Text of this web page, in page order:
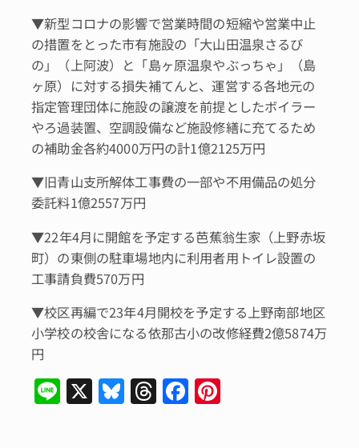
▼新型コロナの影響で営業時間の短縮や営業中止
の措置をとった市有施設の「大山田温泉さるび
の」（上阿波）と「島ヶ原温泉やぶっちゃ」（島
ヶ原）に対する損失補てんと、運営する各地元の
指定管理団体に施設の譲渡を前提としたボイラー
やろ過装置、空調設備など施設修繕に充てるため
の補助金各約4000万円の計1億2125万円
▼旧青山支所解体工事費の一部や不用備品の処分
委託料1億2557万円
▼22年4月に開館を予定する芭蕉翁生家（上野赤坂
町）の東側の駐車場地内に利用者用トイレ設置の
工事請負費570万円
▼校区再編で23年4月開校を予定する上野南部地区
小学校の校舎になる依那古小の改修経費2億5874万
円
Li
n
X Bl
u
T
hr
F
a